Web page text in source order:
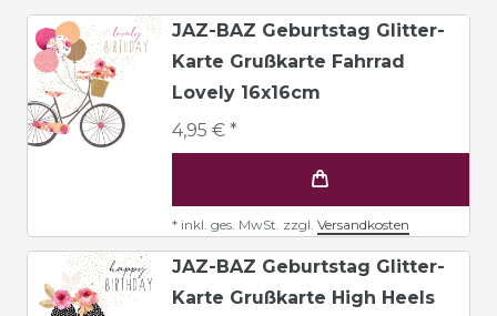
JAZ-BAZ Geburtstag Glitter-
Karte Grußkarte Fahrrad
Lovely 16x16cm
4,95 € *
* inkl. ges. MwSt. zzgl. Versandkosten
JAZ-BAZ Geburtstag Glitter-
Karte Grußkarte High Heels